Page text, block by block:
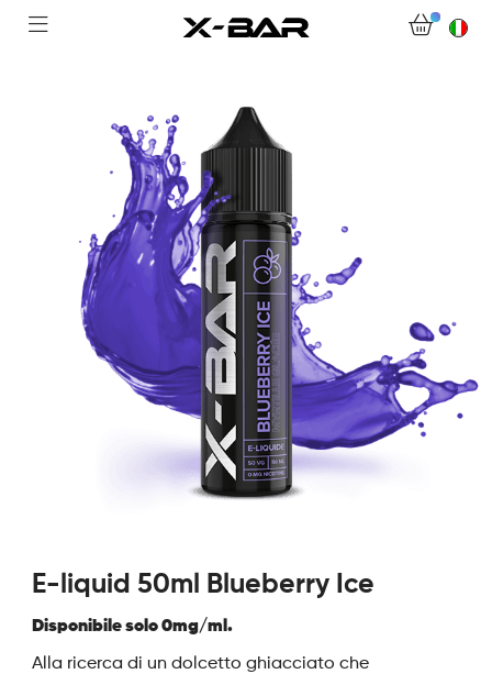
BENVENUTI SU X-BAR.CO
ABONNEMENTS
COLLECTIONS
CONTATTACI
DOMANDE FREQUENTI
DIVENTA UN GROSSISTA X-BAR
E-liquid 50ml Blueberry Ice
Disponibile solo 0mg/ml.
Alla ricerca di un dolcetto ghiacciato che